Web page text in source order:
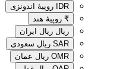
IDR
روپیهٔ اندونزی
₹ روپیهٔ هند
ریال ریال ایران
SAR ریال سعودی
OMR ریال عمان